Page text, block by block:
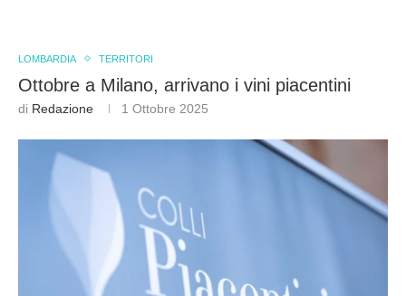
LOMBARDIA TERRITORI
Ottobre a Milano, arrivano i vini piacentini
di Redazione 1 Ottobre 2025